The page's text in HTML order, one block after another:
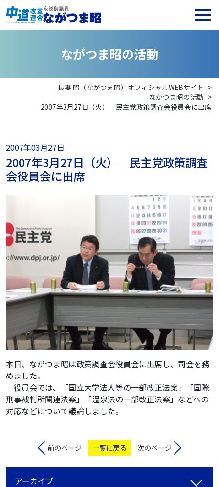
ながつま昭の活動
長妻 昭（ながつま昭）オフィシャルWEBサイト >
ながつま昭の活動 >
2007年3月27日（火） 民主党政策調査会役員会に出席
2007年03月27日
2007年3月27日（火） 民主党政策調査
会役員会に出席
本日、ながつま昭は政策調査会役員会に出席し、司会を務
めました。
役員会では、「国立大学法人等の一部改正法案」「国際
刑事裁判所関連法案」「温泉法の一部改正法案」などへの
対応などについて議論しました。
前のページ 一覧に戻る 次のページ
アーカイブ